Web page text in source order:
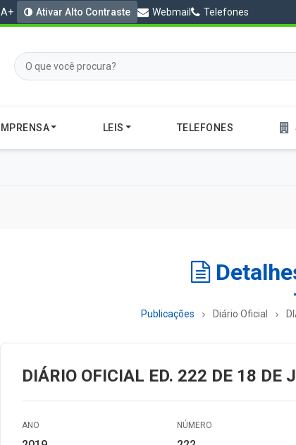
A+ Ativar Alto Contraste Webmail Telefones
IMPRENSA LEIS TELEFONES
Publicações Diário Oficial
DIÁRIO OFICIAL ED. 222 DE 18 DE
ANO NÚMERO